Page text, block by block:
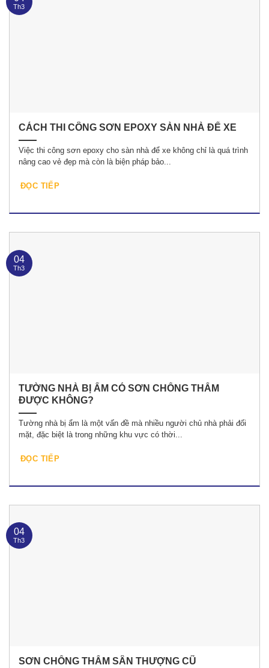
CÁCH THI CÔNG SƠN EPOXY SÀN NHÀ ĐỂ XE
Việc thi công sơn epoxy cho sàn nhà để xe không chỉ là quá trình
nâng cao vẻ đẹp mà còn là biện pháp bảo...
ĐỌC TIẾP
Th3
TƯỜNG NHÀ BỊ ẨM CÓ SƠN CHỐNG THẤM
ĐƯỢC KHÔNG?
Tường nhà bị ẩm là một vấn đề mà nhiều người chủ nhà phải đối
mặt, đặc biệt là trong những khu vực có thời...
ĐỌC TIẾP
04
Th3
SƠN CHỐNG THẤM SÂN THƯỢNG CŨ
04
Th3